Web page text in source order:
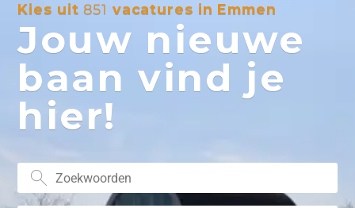
Kies uit851 vacatures in Emmen
Jouw nieuwe
baan vind je
hier!